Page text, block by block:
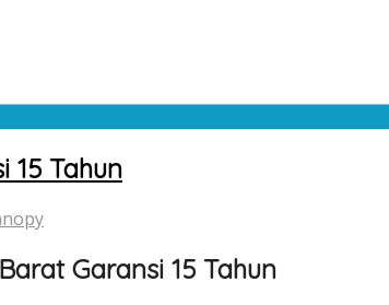
15 Tahun
Garansi 15 Tahun